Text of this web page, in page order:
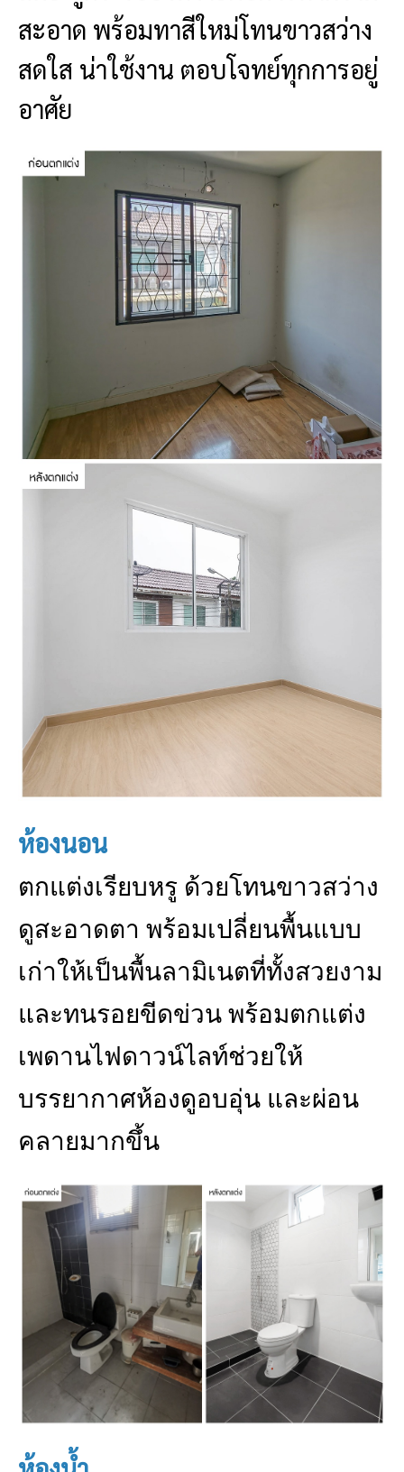
สะอาด พร้อมทาสีใหม่โทนขาวสว่าง
สดใส น่าใช้งาน ตอบโจทย์ทุกการอยู่
อาศัย
ห้องนอน
ตกแต่งเรียบหรู ด้วยโทนขาวสว่าง
ดูสะอาดตา พร้อมเปลี่ยนพื้นแบบ
เก่าให้เป็นพื้นลามิเนตที่ทั้งสวยงาม
และทนรอยขีดข่วน พร้อมตกแต่ง
เพดานไฟดาวน์ไลท์ช่วยให้
บรรยากาศห้องดูอบอุ่น และผ่อน
คลายมากขึ้น